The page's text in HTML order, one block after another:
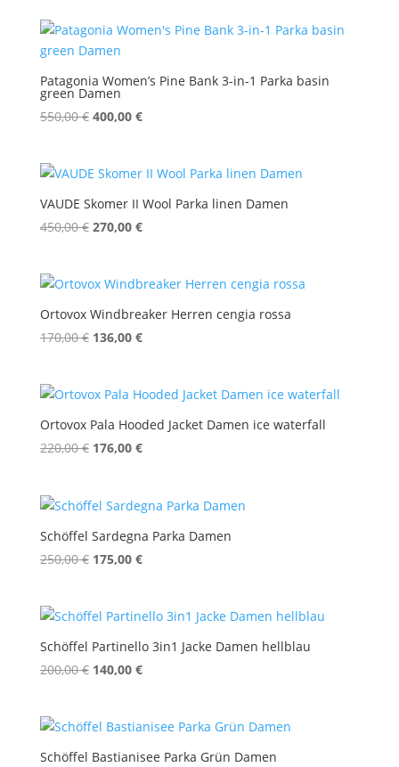
250,00 €175,00 €.
Patagonia Women’s Pine Bank 3-in-1 Parka basin
green Damen
550,00€ Ursprünglicher
550,00 €
400,00 €Aktueller
400,00 €.
VAUDE Skomer II Wool Parka linen Damen
450,00€ Ursprünglicher
450,00 €
270,00 €Aktueller
270,00 €.
Ortovox Windbreaker Herren cengia rossa
170,00€ Ursprünglicher
170,00 €
136,00 €Aktueller
136,00 €.
Ortovox Pala Hooded Jacket Damen ice waterfall
220,00€ Ursprünglicher
220,00 €
176,00 €Aktueller
176,00 €.
Schöffel Sardegna Parka Damen
250,00€ Ursprünglicher
250,00 €
175,00 €Aktueller
175,00 €.
Schöffel Partinello 3in1 Jacke Damen hellblau
200,00€ Ursprünglicher
200,00 €
140,00 €Aktueller
140,00 €.
Schöffel Bastianisee Parka Grün Damen